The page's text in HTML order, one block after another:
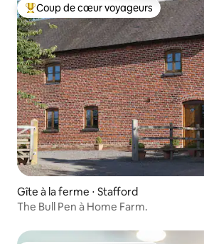
Coups de cœur voyageurs les plus
Coup de cœur voyageurs
Gîte à la ferme ⋅ Stafford
The Bull Pen à Home Farm.